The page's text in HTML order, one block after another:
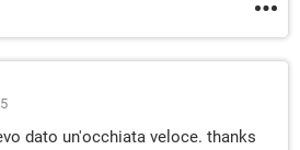
dato un'occhiata veloce. thanks